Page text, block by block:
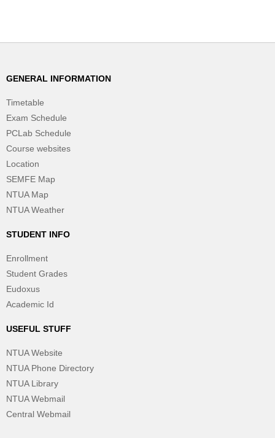
GENERAL INFORMATION
Timetable
Exam Schedule
PCLab Schedule
Course websites
Location
SEMFE Map
NTUA Map
NTUA Weather
STUDENT INFO
Enrollment
Student Grades
Eudoxus
Academic Id
USEFUL STUFF
NTUA Website
NTUA Phone Directory
NTUA Library
NTUA Webmail
Central Webmail